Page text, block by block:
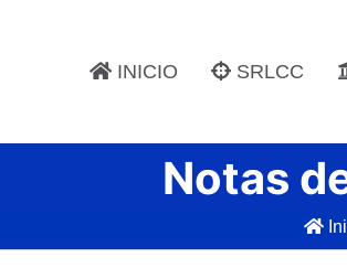
INICIO SRLCC
Notas